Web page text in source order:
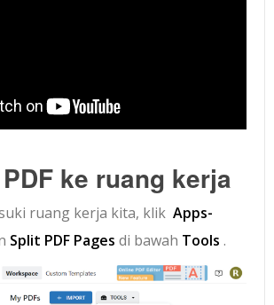
ke ruang kerja
ruang kerja kita, klikApps-
Split PDF Pages di bawah Tools .